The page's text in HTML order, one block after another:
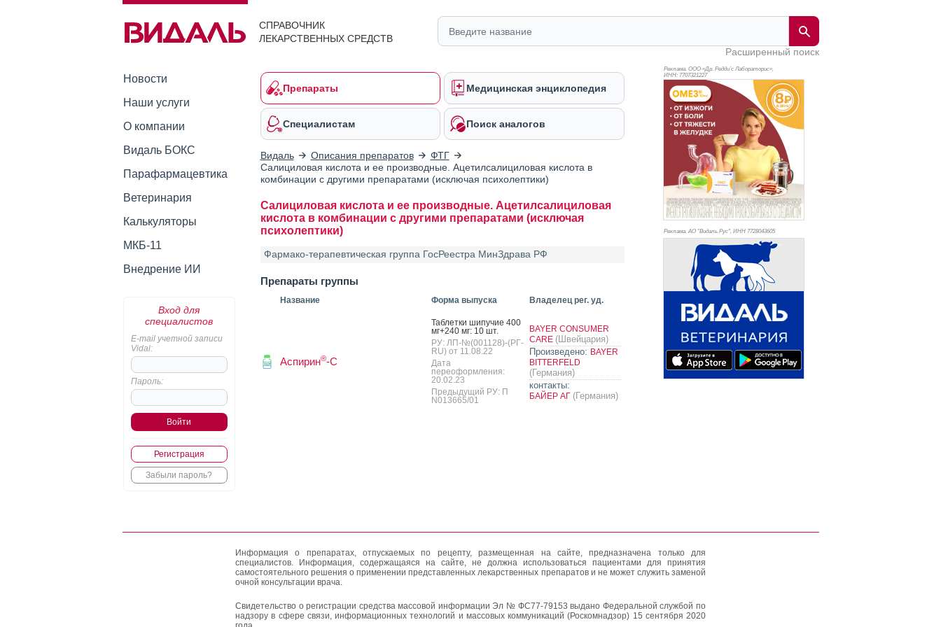
СПРАВОЧНИК
ЛЕКАРСТВЕННЫХ СРЕДСТВ
Расширенный поиск
Новости
Наши услуги
О компании
Видаль БОКС
Парафармацевтика
Ветеринария
Калькуляторы
МКБ-11
Внедрение ИИ
Вход для
специалистов
E-mail учетной записи
Vidal:
Пароль:
Регистрация
Забыли пароль?
Препараты Медицинская энциклопедия
Специалистам Поиск аналогов
Видаль Описания препаратов
ФТГ
Салициловая кислота и ее производные. Ацетилсалициловая кислота в
комбинации с другими препаратами (исключая психолептики)
Салициловая кислота и ее производные. Ацетилсалициловая
кислота в комбинации с другими препаратами (исключая
психолептики)
Фармако-терапевтическая группа ГосРеестра МинЗдрава РФ
Препараты группы
Название Форма выпуска Владелец рег. уд.
Аспирин®-С
Таб­летки ши­пучие 400
мг+240 мг: 10 шт.
РУ: ЛП-№(001128)-(РГ-
RU) от 11.08.22
Дата
переоформления:
20.02.23
Предыдущий РУ: П
N013665/01
BAYER CONSUMER
CARE (Швейцария)
Произведено: BAYER
BITTERFELD
(Германия)
контакты:
БАЙЕР АГ (Германия)
Реклама. ООО «Др. Редди’с Лабораторис»,
ИНН: 7707321227
Реклама. АО "Видаль Рус", ИНН 7728043605
Информация о препаратах, отпускаемых по рецепту, размещенная на сайте, предназначена только для
специалистов. Информация, содержащаяся на сайте, не должна использоваться пациентами для принятия
самостоятельного решения о применении представленных лекарственных препаратов и не может служить заменой
очной консультации врача.
Свидетельство о регистрации средства массовой информации Эл № ФС77-79153 выдано Федеральной службой по
надзору в сфере связи, информационных технологий и массовых коммуникаций (Роскомнадзор) 15 сентября 2020